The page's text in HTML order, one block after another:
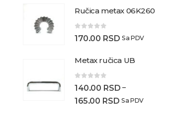
Ručica metax 06K260
170.00 RSD Sa PDV
Metax ručica UB
140.00 RSD –
165.00 RSDRaspon
Sa PDV